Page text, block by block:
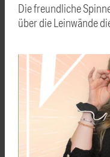
Die freundliche
über die Leinwände